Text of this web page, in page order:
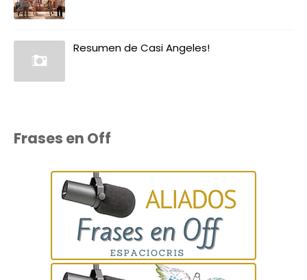
Resumen de Casi Angeles!
Frases en Off